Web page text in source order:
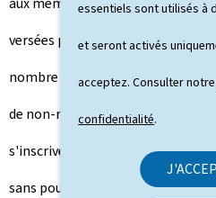
essentiels sont utilisés à
et seront activés
acceptez. Consulter
confidentialité.
versées par l'ADEM. Pour cette
nombre d'inscrits sur un an est
de non-résidents inscrits à
s'inscrivent volontairement
sans pour autant bénéficier